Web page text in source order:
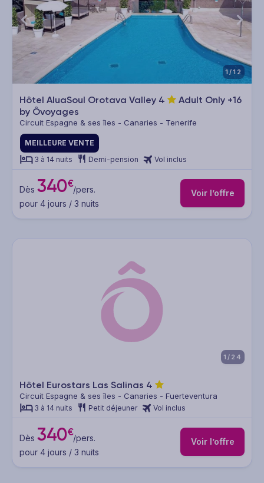
1/12
Hôtel AluaSoul Orotava Valley 4
Adult Only +16
by Ôvoyages
Circuit Espagne & ses îles - Canaries - Tenerife
MEILLEURE VENTE
3 à 14 nuits
Demi-pension Vol inclus
Dès 340€/pers.
pour 4 jours / 3 nuits
Voir l’offre
1/24
Hôtel Eurostars Las Salinas 4
Circuit Espagne & ses îles - Canaries - Fuerteventura
3 à 14 nuits Petit déjeuner Vol inclus
Dès 340€/pers.
pour 4 jours / 3 nuits
Voir l’offre